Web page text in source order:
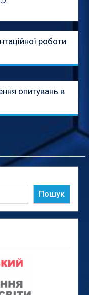
роботи
опитувань в
Пошук